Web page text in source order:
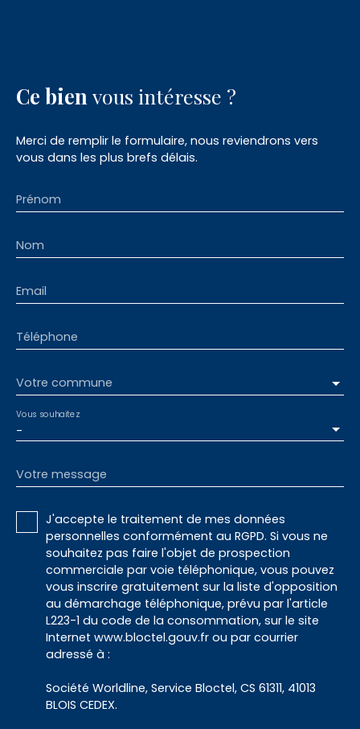
Ce bien vous intéresse ?
Merci de remplir le formulaire, nous reviendrons vers
vous dans les plus brefs délais.
Prénom
Nom
Email
Téléphone
Votre commune
-
Vous souhaitez
Votre message
J'accepte le traitement de mes données
personnelles conformément au RGPD. Si vous ne
souhaitez pas faire l'objet de prospection
commerciale par voie téléphonique, vous pouvez
vous inscrire gratuitement sur la liste d'opposition
au démarchage téléphonique, prévu par l'article
L223-1 du code de la consommation, sur le site
Internet www.bloctel.gouv.fr ou par courrier
adressé à :
Société Worldline, Service Bloctel, CS 61311, 41013
BLOIS CEDEX.